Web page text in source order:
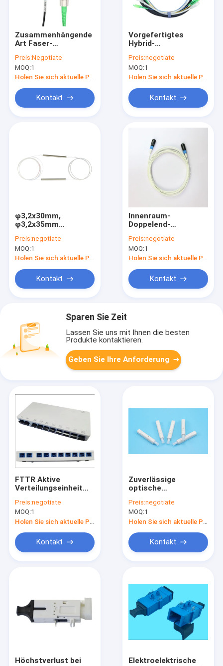
Zusammenhängende
Art Faser-
Nufern Faser-780-HP
des Monomode--
FC/APC
Preis:Negotiate
MOQ:1
Kontakt
Vorgefertigtes
Hybrid-
beidseitigen SC-
Steckern für den
Innenbereich
Preis:negotiate
MOQ:1
Kontakt
φ3,2x30mm,
φ3,2x35mm
TAP-Isolator in
Minigröße
Preis:negotiate
MOQ:1
Holen Sie sich aktuelle Preis
Kontakt
Innenraum-
Doppelend-
Glasfaserkabelanlage
mit SC-XC-Anschluss
Preis:negotiate
MOQ:1
Holen Sie sich aktuelle Preis
Kontakt
Sparen Sie Zeit
Lassen Sie uns mit Ihnen die besten
Produkte kontaktieren.
Geben Sie Ihre Anforderung
FTTR Aktive
Verteilungseinheit
Komponenten
Optischer Splitter
Preis:negotiate
MOQ:1
Kontakt
Zuverlässige
optische
Mal wiederholte
Montage für eine
gleichbleibende
Leistung in
Umgebungen mit
hoher
Preis:negotiate
MOQ:1
Kontakt
Höchstverlust bei
Elektroelektrische